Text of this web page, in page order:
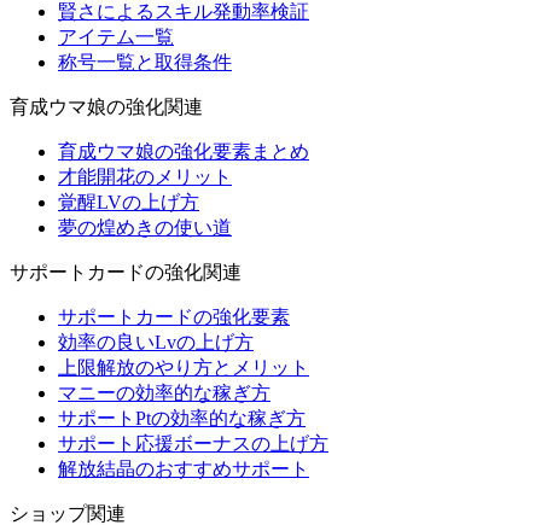
賢さによるスキル発動率検証
アイテム一覧
称号一覧と取得条件
育成ウマ娘の強化関連
育成ウマ娘の強化要素まとめ
才能開花のメリット
覚醒LVの上げ方
夢の煌めきの使い道
サポートカードの強化関連
サポートカードの強化要素
効率の良いLvの上げ方
上限解放のやり方とメリット
マニーの効率的な稼ぎ方
サポートPtの効率的な稼ぎ方
サポート応援ボーナスの上げ方
解放結晶のおすすめサポート
ショップ関連